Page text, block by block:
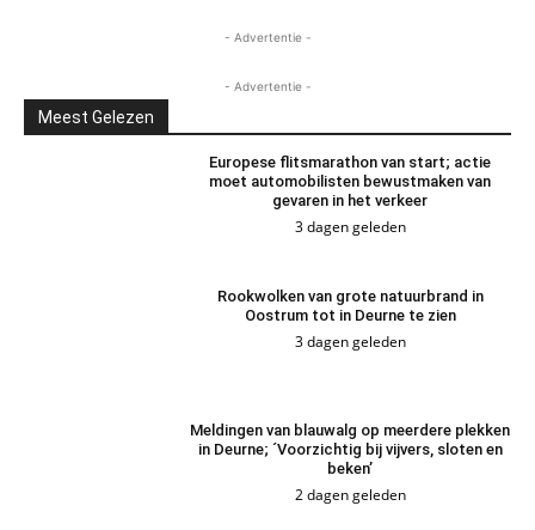
- Advertentie -
- Advertentie -
Meest Gelezen
Europese flitsmarathon van start; actie
moet automobilisten bewustmaken van
gevaren in het verkeer
3 dagen geleden
Rookwolken van grote natuurbrand in
Oostrum tot in Deurne te zien
3 dagen geleden
Meldingen van blauwalg op meerdere plekken
in Deurne; ´Voorzichtig bij vijvers, sloten en
beken’
2 dagen geleden